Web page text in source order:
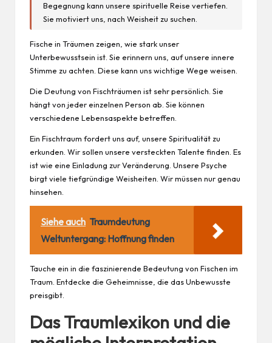
Begegnung kann unsere spirituelle Reise vertiefen.
Sie motiviert uns, nach Weisheit zu suchen.
Fische in Träumen zeigen, wie stark unser
Unterbewusstsein ist. Sie erinnern uns, auf unsere innere
Stimme zu achten. Diese kann uns wichtige Wege weisen.
Die Deutung von Fischträumen ist sehr persönlich. Sie
hängt von jeder einzelnen Person ab. Sie können
verschiedene Lebensaspekte betreffen.
Ein Fischtraum fordert uns auf, unsere Spiritualität zu
erkunden. Wir sollen unsere versteckten Talente finden. Es
ist wie eine Einladung zur Veränderung. Unsere Psyche
birgt viele tiefgründige Weisheiten . Wir müssen nur genau
hinsehen.
Siehe auch Traumdeutung
Weltuntergang: Hoffnung finden
Tauche ein in die faszinierende Bedeutung von Fischen im
Traum. Entdecke die Geheimnisse, die das Unbewusste
preisgibt.
Das Traumlexikon und die